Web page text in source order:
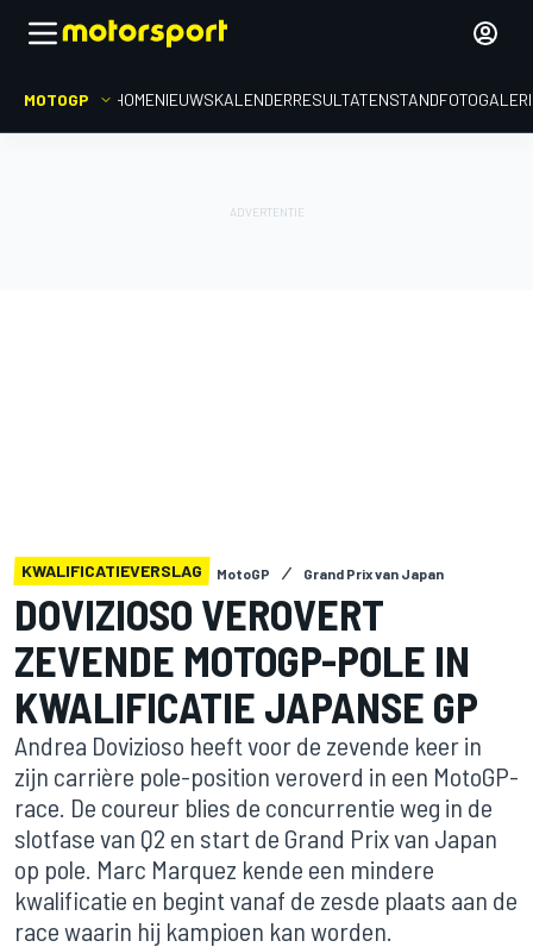
MOTOGP HOMENIEUWSKALENDERRESULTATENSTAND
KWALIFICATIEVERSLAG MotoGP Grand Prix van Japan
DOVIZIOSO VEROVERT
ZEVENDE MOTOGP-POLE IN
KWALIFICATIE JAPANSE GP
Andrea Dovizioso heeft voor de zevende keer in
zijn carrière pole-position veroverd in een MotoGP-
race. De coureur blies de concurrentie weg in de
slotfase van Q2 en start de Grand Prix van Japan
op pole. Marc Marquez kende een mindere
kwalificatie en begint vanaf de zesde plaats aan de
race waarin hij kampioen kan worden.